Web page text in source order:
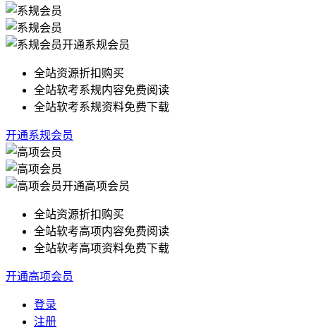
开通系规会员
全站资源折扣购买
全站软考系规内容免费阅读
全站软考系规资料免费下载
开通系规会员
开通高项会员
全站资源折扣购买
全站软考高项内容免费阅读
全站软考高项资料免费下载
开通高项会员
登录
注册